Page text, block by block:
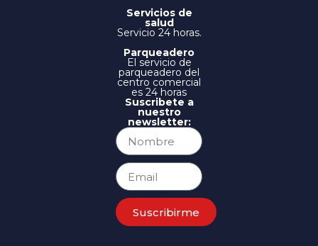
Servicios de
salud
Servicio 24 horas.
Parqueadero
El servicio de
parqueadero del
centro comercial
es 24 horas
Suscribete a
nuestro
newsletter:
Suscribirme